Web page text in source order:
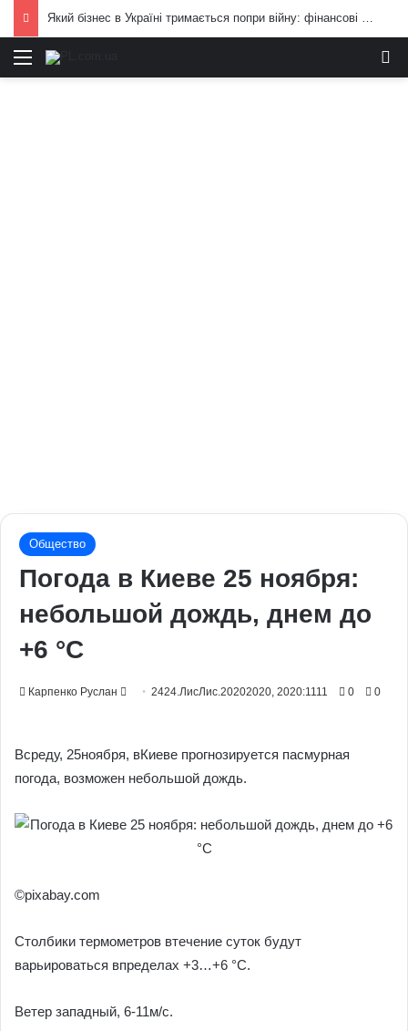
Який бізнес в Україні тримається попри війну: фінансові можливості для охочих
Меню
Общество
Погода в Киеве 25 ноября:
небольшой дождь, днем до
+6 °С
Карпенко Руслан
Send2424.ЛисЛис.20202020, 2020:1111 0 0
Всреду, 25ноября, вКиеве прогнозируется пасмурная
погода, возможен небольшой дождь.
©pixabay.com
Столбики термометров втечение суток будут
варьироваться впределах +3…+6 °С.
Ветер западный, 6-11м/с.